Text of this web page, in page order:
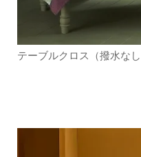
テーブルクロス（撥水な